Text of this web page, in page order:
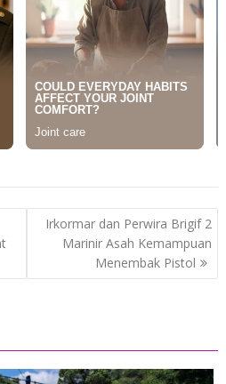
Irkormar dan Perwira Brigif 2
Marinir Asah Kemampuan
Menembak Pistol